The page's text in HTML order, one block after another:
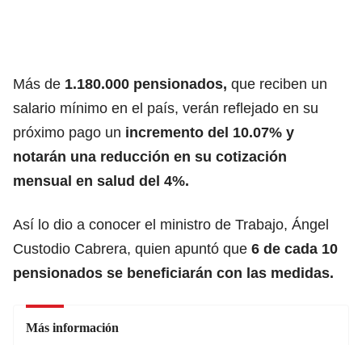
Más de 1.180.000 pensionados, que reciben un
salario mínimo en el país, verán reflejado en su
próximo pago un incremento del 10.07% y
notarán una reducción en su cotización
mensual en salud del 4%.
Así lo dio a conocer el ministro de Trabajo, Ángel
Custodio Cabrera, quien apuntó que 6 de cada 10
pensionados se beneficiarán con las medidas.
Más información